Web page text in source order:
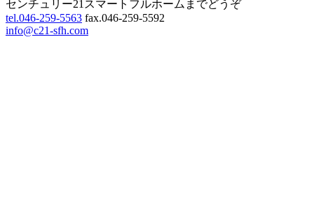
センチュリー21スマートフルホームまでどうぞ
tel.046-259-5563 fax.046-259-5592
info@c21-sfh.com